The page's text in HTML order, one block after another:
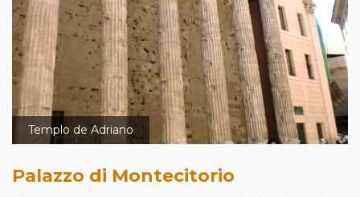
Templo de Adriano
Palazzo di Montecitorio